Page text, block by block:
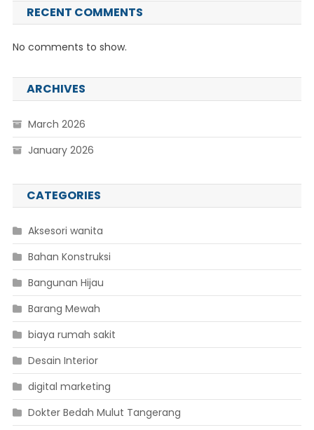
RECENT COMMENTS
No comments to show.
ARCHIVES
March 2026
January 2026
CATEGORIES
Aksesori wanita
Bahan Konstruksi
Bangunan Hijau
Barang Mewah
biaya rumah sakit
Desain Interior
digital marketing
Dokter Bedah Mulut Tangerang